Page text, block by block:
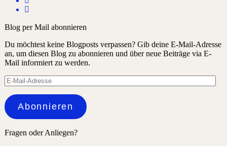
Blog per Mail abonnieren
Du möchtest keine Blogposts verpassen? Gib deine E-Mail-Adresse
an, um diesen Blog zu abonnieren und über neue Beiträge via E-
Mail informiert zu werden.
E-
Mail-
Adresse
Abonnieren
Fragen oder Anliegen?